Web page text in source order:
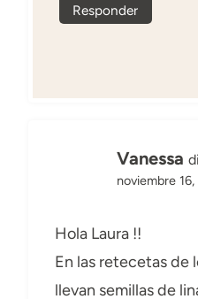
Responder
Vanessa
noviembre
Hola Laura !!
En las retecetas de
llevan semillas de